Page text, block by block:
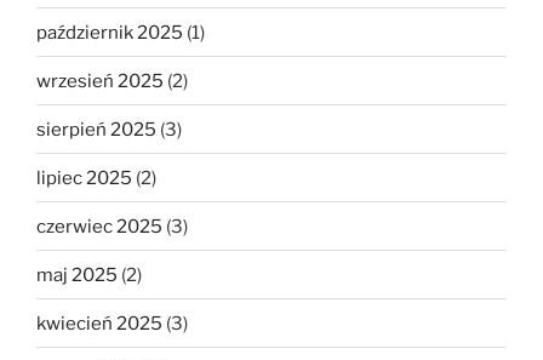
październik 2025 (1)
wrzesień 2025 (2)
sierpień 2025 (3)
lipiec 2025 (2)
czerwiec 2025 (3)
maj 2025 (2)
kwiecień 2025 (3)